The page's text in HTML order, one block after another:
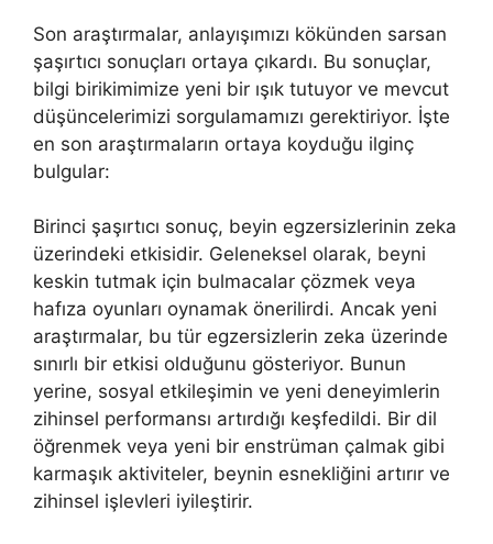
Son araştırmalar, anlayışımızı kökünden sarsan
şaşırtıcı sonuçları ortaya çıkardı. Bu sonuçlar,
bilgi birikimimize yeni bir ışık tutuyor ve mevcut
düşüncelerimizi sorgulamamızı gerektiriyor. İşte
en son araştırmaların ortaya koyduğu ilginç
bulgular:
Birinci şaşırtıcı sonuç, beyin egzersizlerinin zeka
üzerindeki etkisidir. Geleneksel olarak, beyni
keskin tutmak için bulmacalar çözmek veya
hafıza oyunları oynamak önerilirdi. Ancak yeni
araştırmalar, bu tür egzersizlerin zeka üzerinde
sınırlı bir etkisi olduğunu gösteriyor. Bunun
yerine, sosyal etkileşimin ve yeni deneyimlerin
zihinsel performansı artırdığı keşfedildi. Bir dil
öğrenmek veya yeni bir enstrüman çalmak gibi
karmaşık aktiviteler, beynin esnekliğini artırır ve
zihinsel işlevleri iyileştirir.